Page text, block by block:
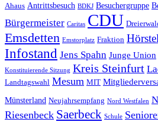
Ahaus Antrittsbesuch BDKJ Besuchergruppe
Bürgermeister Caritas CDU
Emsdetten Emstorplatz Fraktion Hörstel
Infostand Jens Spahn Junge Union
Konstituierende Sitzung Kreis Steinfurt
Landtagswahl Mesum MIT
Münsterland Neujahrsempfang Nord Westfalen
Riesenbeck Saerbeck Schule